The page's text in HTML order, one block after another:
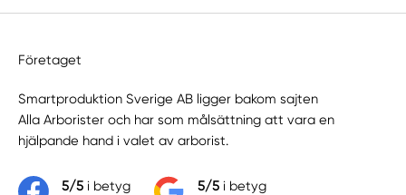
Företaget
Smartproduktion Sverige AB ligger bakom sajten
Alla Arborister och har som målsättning att vara en
hjälpande hand i valet av arborist.
5/5i betyg 5/5i betyg